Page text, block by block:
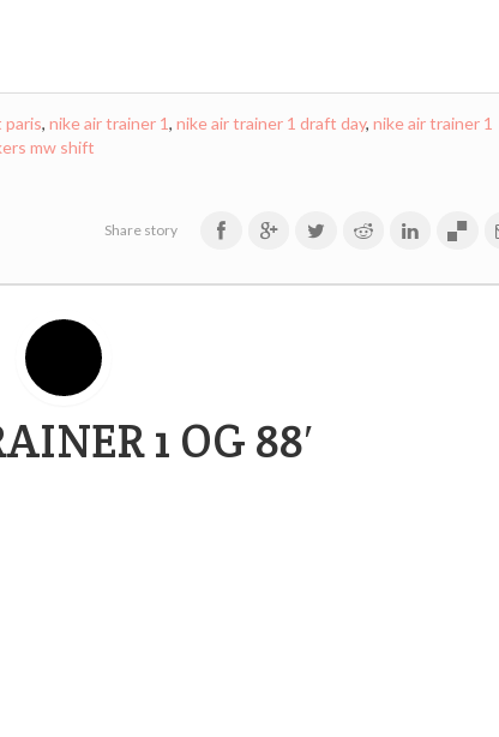
paris, nike air trainer 1, nike air trainer 1 draft day, nike air trainer 1
mw shift
Share story
1 OG 88′